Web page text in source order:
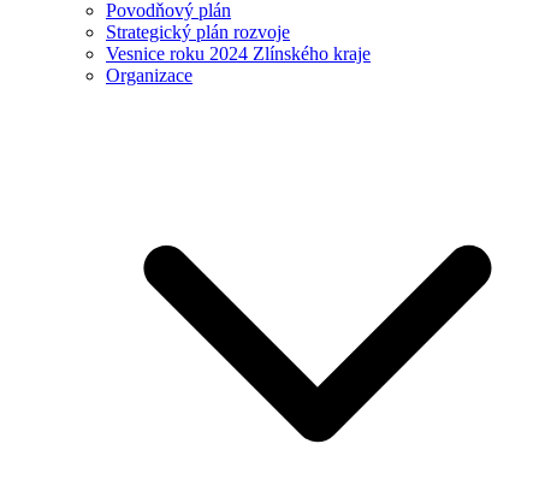
Povodňový plán
Strategický plán rozvoje
Vesnice roku 2024 Zlínského kraje
Organizace